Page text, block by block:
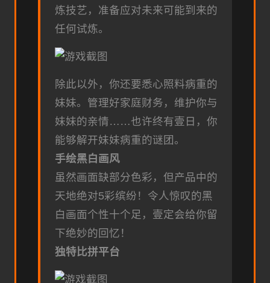
炼技艺，准备应对未来可能到来的
任何试炼。
除此以外，你还要悉心照料病重的
妹妹。管理好家庭财务，维护你与
妹妹的亲情……也许终有壹日，你
能够解开妹妹病重的谜团。
手绘黑白画风
虽然画面缺部分色彩，但产品中的
天地绝对5彩缤纷！令人惊叹的黑
白画面个性十个足，壹定会给你留
下绝妙的回忆！
独特比拼平台